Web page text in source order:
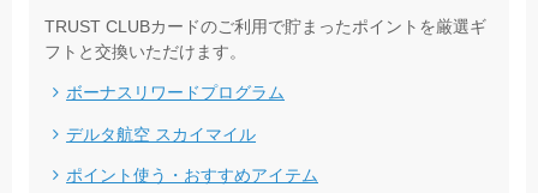
TRUST CLUBカードのご利用で貯まったポイントを厳選ギ
フトと交換いただけます。
ボーナスリワードプログラム
デルタ航空 スカイマイル
ポイント使う・おすすめアイテム